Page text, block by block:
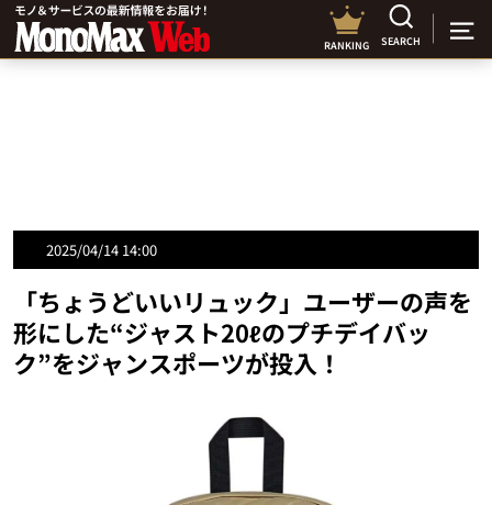
RANKING SEARCH
2025/04/14 14:00
「ちょうどいいリュック」ユーザーの声を
形にした“ジャスト20ℓのプチデイバッ
ク”をジャンスポーツが投入！